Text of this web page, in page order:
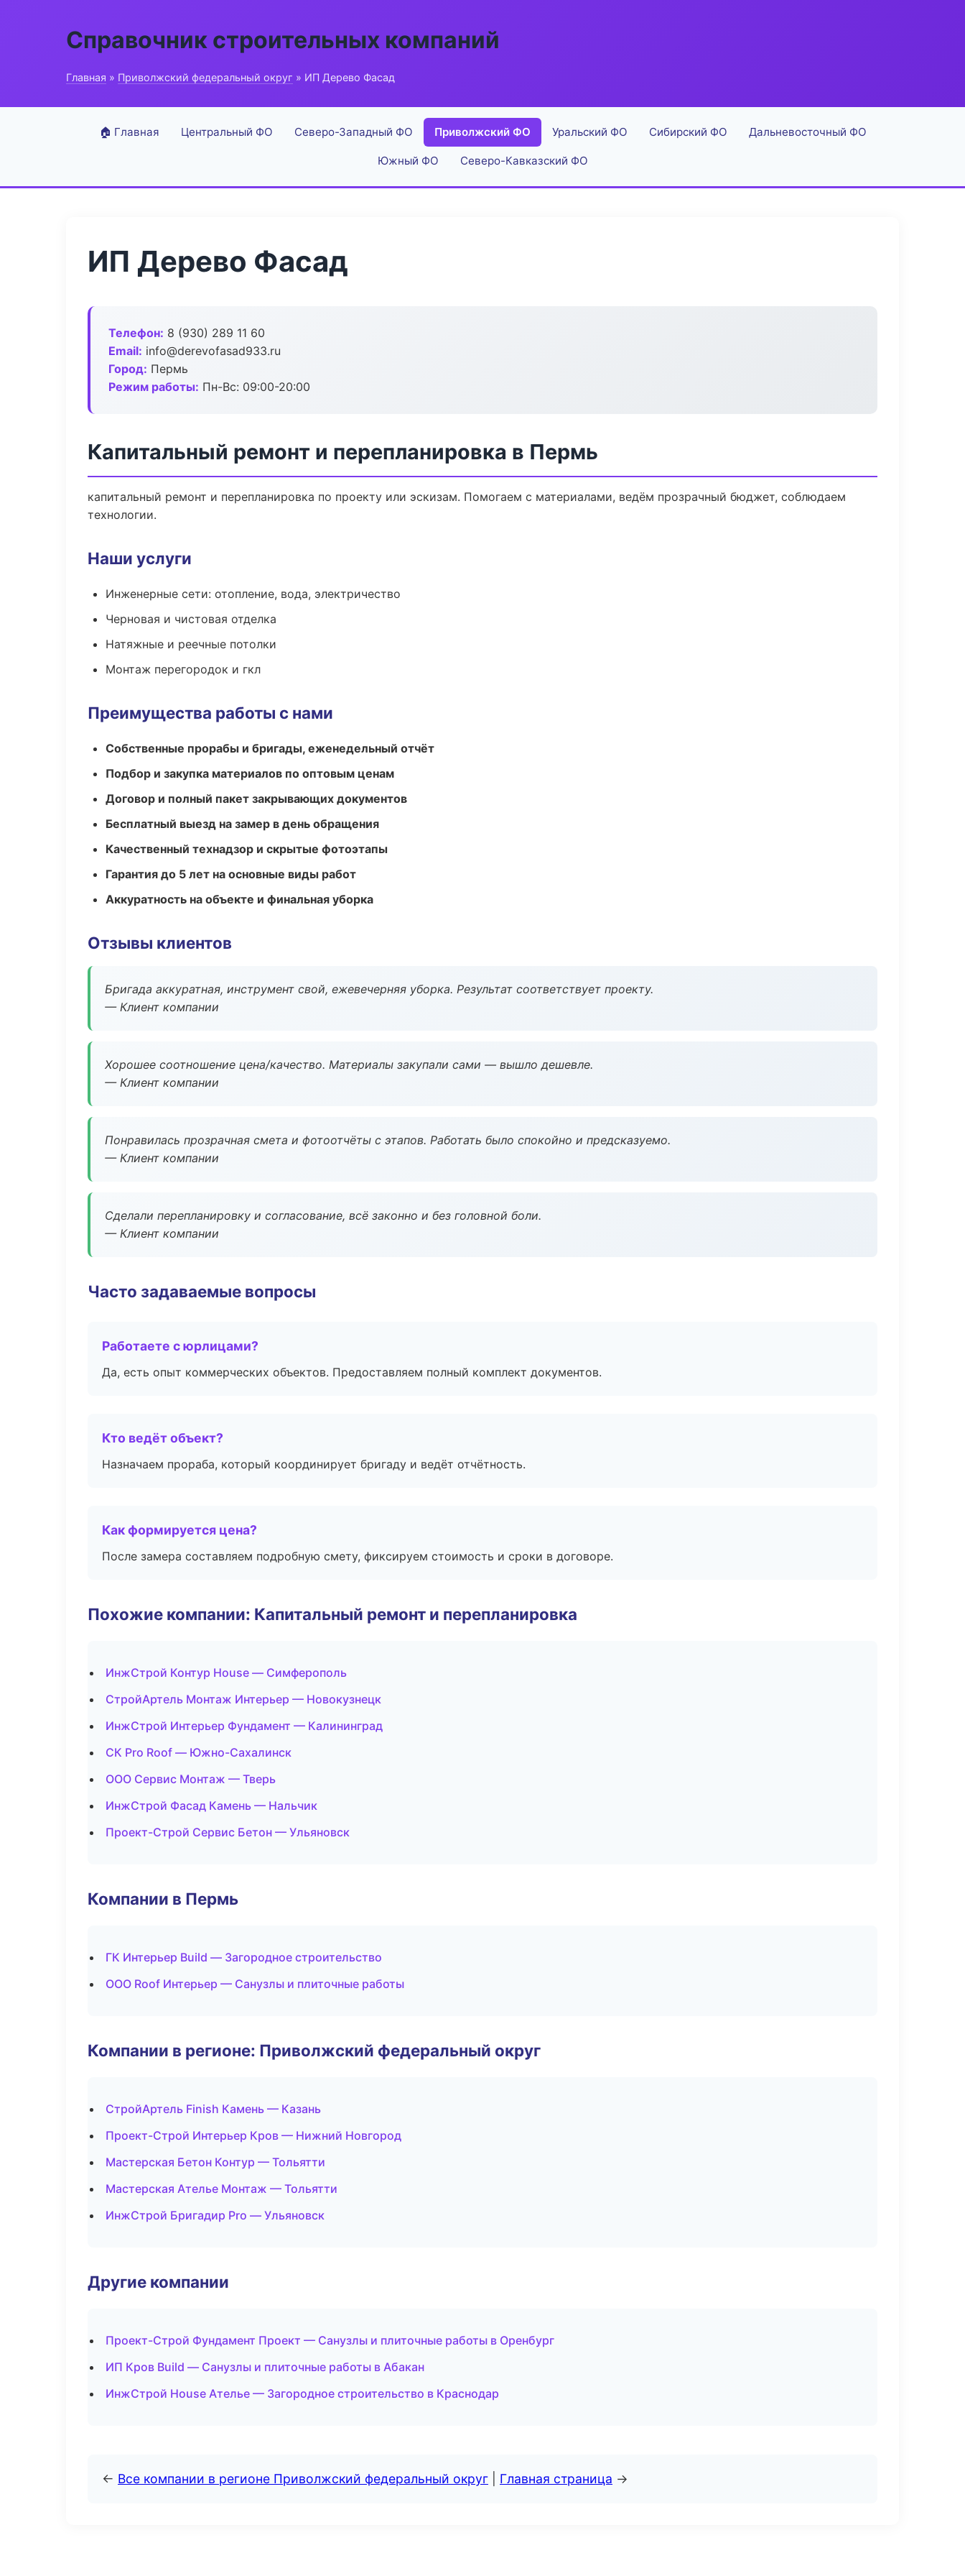
Справочник строительных компаний
Главная » Приволжский федеральный округ » ИП Дерево Фасад
🏠 Главная Центральный ФО Северо-Западный ФО Приволжский ФО Уральский ФО Сибирский ФО Дальневосточный ФО
Южный ФО Северо-Кавказский ФО
ИП Дерево Фасад
Телефон: 8 (930) 289 11 60
Email: info@derevofasad933.ru
Город: Пермь
Режим работы: Пн-Вс: 09:00-20:00
Капитальный ремонт и перепланировка в Пермь
капитальный ремонт и перепланировка по проекту или эскизам. Помогаем с материалами, ведём прозрачный бюджет, соблюдаем
технологии.
Наши услуги
Инженерные сети: отопление, вода, электричество
Черновая и чистовая отделка
Натяжные и реечные потолки
Монтаж перегородок и гкл
Преимущества работы с нами
Собственные прорабы и бригады, еженедельный отчёт
Подбор и закупка материалов по оптовым ценам
Договор и полный пакет закрывающих документов
Бесплатный выезд на замер в день обращения
Качественный технадзор и скрытые фотоэтапы
Гарантия до 5 лет на основные виды работ
Аккуратность на объекте и финальная уборка
Отзывы клиентов
Бригада аккуратная, инструмент свой, ежевечерняя уборка. Результат соответствует проекту.
— Клиент компании
Хорошее соотношение цена/качество. Материалы закупали сами — вышло дешевле.
— Клиент компании
Понравилась прозрачная смета и фотоотчёты с этапов. Работать было спокойно и предсказуемо.
— Клиент компании
Сделали перепланировку и согласование, всё законно и без головной боли.
— Клиент компании
Часто задаваемые вопросы
Работаете с юрлицами?
Да, есть опыт коммерческих объектов. Предоставляем полный комплект документов.
Кто ведёт объект?
Назначаем прораба, который координирует бригаду и ведёт отчётность.
Как формируется цена?
После замера составляем подробную смету, фиксируем стоимость и сроки в договоре.
Похожие компании: Капитальный ремонт и перепланировка
ИнжСтрой Контур House — Симферополь
СтройАртель Монтаж Интерьер — Новокузнецк
ИнжСтрой Интерьер Фундамент — Калининград
СК Pro Roof — Южно-Сахалинск
ООО Сервис Монтаж — Тверь
ИнжСтрой Фасад Камень — Нальчик
Проект-Строй Сервис Бетон — Ульяновск
Компании в Пермь
ГК Интерьер Build — Загородное строительство
ООО Roof Интерьер — Санузлы и плиточные работы
Компании в регионе: Приволжский федеральный округ
СтройАртель Finish Камень — Казань
Проект-Строй Интерьер Кров — Нижний Новгород
Мастерская Бетон Контур — Тольятти
Мастерская Ателье Монтаж — Тольятти
ИнжСтрой Бригадир Pro — Ульяновск
Другие компании
Проект-Строй Фундамент Проект — Санузлы и плиточные работы в Оренбург
ИП Кров Build — Санузлы и плиточные работы в Абакан
ИнжСтрой House Ателье — Загородное строительство в Краснодар
← Все компании в регионе Приволжский федеральный округ Главная страница →